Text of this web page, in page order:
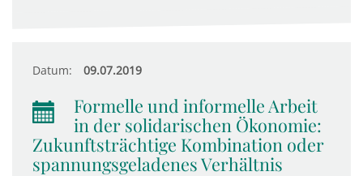
Datum: 09.07.2019
Formelle und informelle Arbeit
in der solidarischen Ökonomie:
Zukunftsträchtige Kombination oder
spannungsgeladenes Verhältnis